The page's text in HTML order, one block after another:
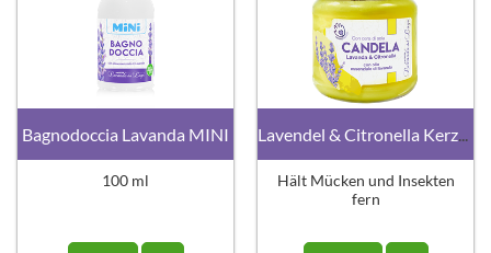
Bagnodoccia Lavanda MINI
100 ml
Lavendel & Citronella Kerze · Anti-Mücken
Hält Mücken und Insekten
fern